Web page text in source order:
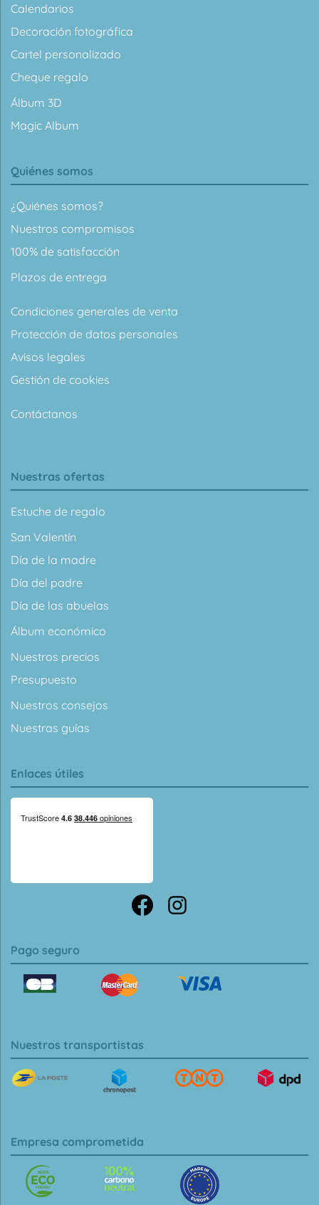
Calendarios
Decoración fotográfica
Cartel personalizado
Cheque regalo
Álbum 3D
Magic Album
Quiénes somos
¿Quiénes somos?
Nuestros compromisos
100% de satisfacción
Plazos de entrega
Condiciones generales de venta
Protección de datos personales
Avisos legales
Gestión de cookies
Contáctanos
Nuestras ofertas
Estuche de regalo
San Valentín
Día de la madre
Día del padre
Día de las abuelas
Álbum económico
Nuestros precios
Presupuesto
Nuestros consejos
Nuestras guías
Enlaces útiles
Pago seguro
Nuestros transportistas
Empresa comprometida